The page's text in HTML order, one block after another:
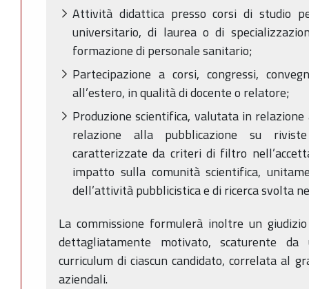
Attività didattica presso corsi di studio
universitario, di laurea o di
formazione di personale sanitario;
Partecipazione a corsi, congressi,
all’estero, in qualità di docente o relatore;
Produzione scientifica, valutata in
relazione alla pubblicazione su
caratterizzate da criteri di filtro
impatto sulla comunità scientifica,
dell’attività pubblicistica e di ricerca svolta
La commissione formulerà inoltre un
dettagliatamente motivato, scaturente
curriculum di ciascun candidato, correlata al
aziendali.